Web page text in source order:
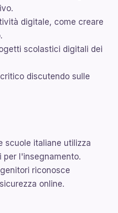
digitale, come creare
scolastici digitali dei
discutendo sulle
scuole italiane utilizza
l'insegnamento.
riconosce
online.